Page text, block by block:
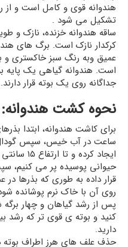
هندوانه قوی و کامل است و
تشکيل می شود .
ساقه هندوانه خزنده، نازک و
کرکدار نازک است. برگ های
عميق وبه رنگ سبز خاکستری و
است. هندوانه گياهی يک پايه
جداگانه روی يک بوته قرار دارند.
نحوه کشت هندوانه:
ایجاد
روی آن با خاک نرم پوشانده
پس از رشد گیاهان و چهار
کنید و بوته ی قوی تر که رشد
دارید.
حذف علف های هرز اطراف بوته